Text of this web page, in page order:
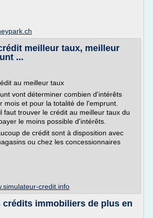
meilleur taux, meilleur
...
au meilleur taux
vont déterminer combien d'intérêts
mois et pour la totalité de l'emprunt.
faut trouver le crédit au meilleur taux du
le moins possible d'intérêts.
de crédit sont à disposition avec
ou chez les concessionnaires
credit.info
crédits immobiliers de plus en